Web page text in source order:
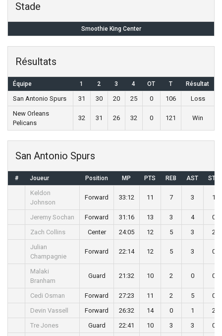
Stade
Smoothie King Center
Résultats
Équipe 1 2 3 4 OT T Résultat
San Antonio Spurs 31 30 20 25 0 106
Loss
New Orleans
Pelicans
32 31 26 32 0 121 Win
San Antonio Spurs
# Joueur Position MP PTS REB AST STL
Keldon
Johnson
Forward 33:12 11 7 3 1
Jeremy Sochan Forward 31:16 13 3 4
0
Zach Collins
Center 24:05 12 5 3
2
Julian
Champagnie
Forward 22:14 12 5 3 0
Malaki
Branham
Guard 21:32 10 2 0 0
Cedi Osman Forward 27:23 11 2 5
0
Devin Vassell
Forward 26:32 14 0 1
2
Tre Jones
Guard 22:41 10 3 3
0